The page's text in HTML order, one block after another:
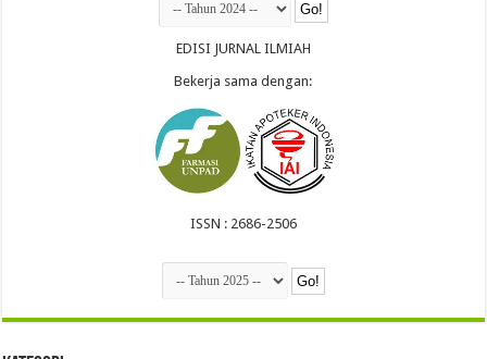
EDISI JURNAL ILMIAH
Bekerja sama dengan:
ISSN : 2686-2506